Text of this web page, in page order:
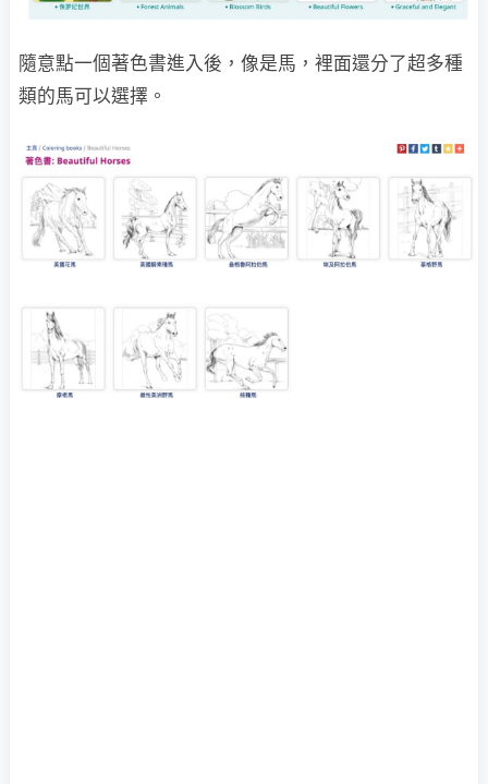
隨意點一個著色書進入後，像是馬，裡面還分了超多種
類的馬可以選擇。